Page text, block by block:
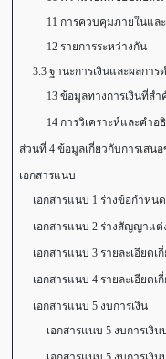
11 การควบคุมภายในและก
12 รายการระหว่างกัน
3.3 ฐานะการเงินและผลการ
13 ข้อมูลทางการเงินที่สำ
14 การวิเคราะห์และคำอธิ
ส่วนที่ 4 ข้อมูลเกี่ยวกับการเสน
เอกสารแนบ
เอกสารแนบ 1 ร่างข้อกำหน
เอกสารแนบ 2 ร่างสัญญาแต่
เอกสารแนบ 3 รายละเอียด
เอกสารแนบ 4 รายละเอียดเ
เอกสารแนบ 5 งบการเงิน
เอกสารแนบ 5 งบการเงินป